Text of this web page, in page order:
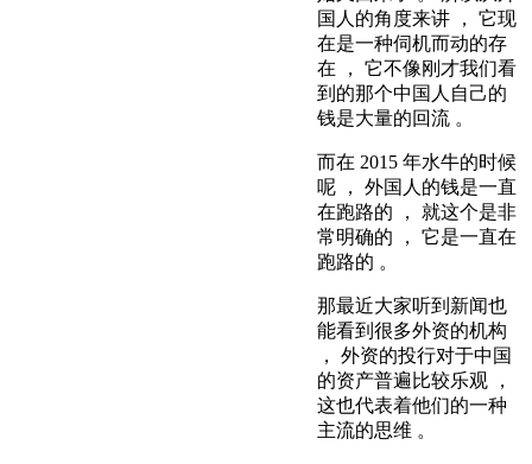
国人的角度来讲 ， 它现
在是一种伺机而动的存
在 ， 它不像刚才我们看
到的那个中国人自己的
钱是大量的回流 。
而在 2015 年水牛的时候
呢 ， 外国人的钱是一直
在跑路的 ， 就这个是非
常明确的 ， 它是一直在
跑路的 。
那最近大家听到新闻也
能看到很多外资的机构
， 外资的投行对于中国
的资产普遍比较乐观 ，
这也代表着他们的一种
主流的思维 。